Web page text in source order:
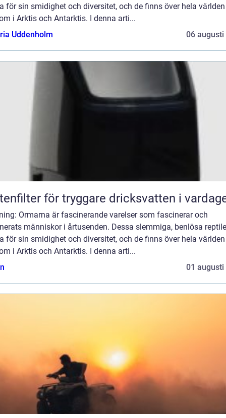
för sin smidighet och diversitet, och de finns över hela världen
i Arktis och Antarktis. I denna arti...
Uddenholm
06 augusti
för tryggare dricksvatten i
Ormarna är fascinerande varelser som fascinerar och
människor i årtusenden. Dessa slemmiga, benlösa
för sin smidighet och diversitet, och de finns över hela världen
i Arktis och Antarktis. I denna arti...
01 augusti